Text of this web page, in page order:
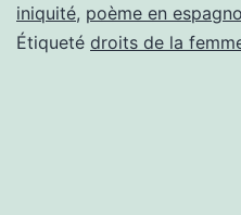
des
droits
iniquité, poème en
Étiqueté droits de la